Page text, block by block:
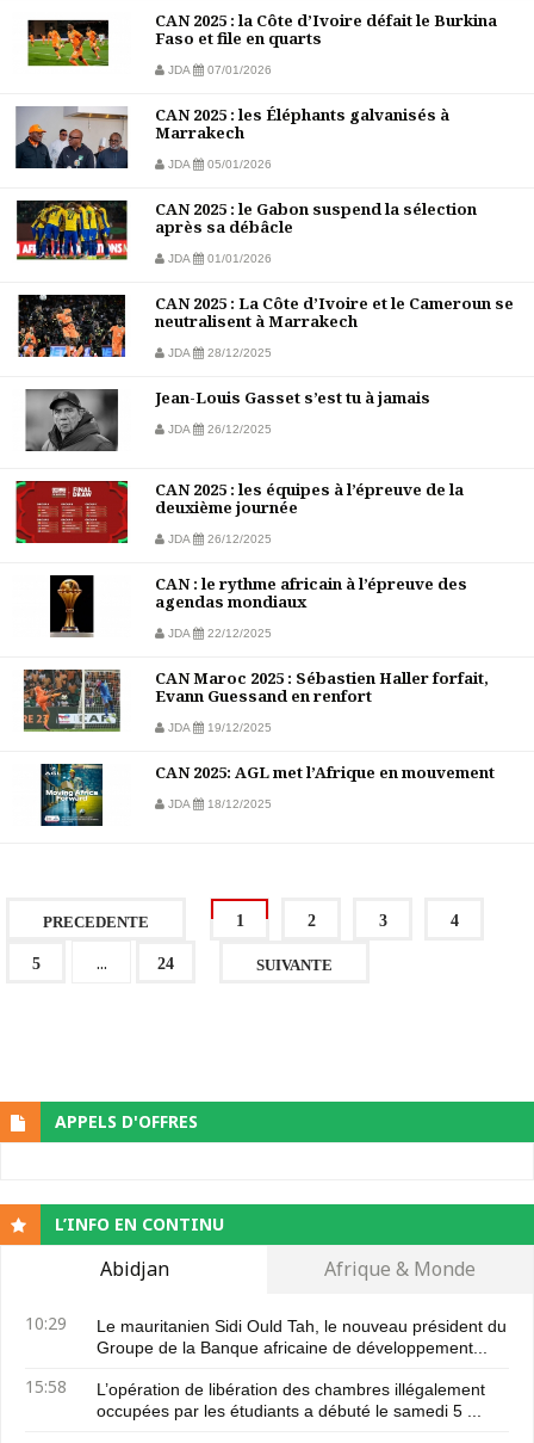
CAN 2025 : la Côte d’Ivoire défait le Burkina
Faso et file en quarts
JDA 07/01/2026
CAN 2025 : les Éléphants galvanisés à
Marrakech
JDA 05/01/2026
CAN 2025 : le Gabon suspend la sélection
après sa débâcle
JDA 01/01/2026
CAN 2025 : La Côte d’Ivoire et le Cameroun se
neutralisent à Marrakech
JDA 28/12/2025
Jean-Louis Gasset s’est tu à jamais
JDA 26/12/2025
CAN 2025 : les équipes à l’épreuve de la
deuxième journée
JDA 26/12/2025
CAN : le rythme africain à l’épreuve des
agendas mondiaux
JDA 22/12/2025
CAN Maroc 2025 : Sébastien Haller forfait,
Evann Guessand en renfort
JDA 19/12/2025
CAN 2025: AGL met l’Afrique en mouvement
JDA 18/12/2025
PRECEDENTE 1 2 3 4
5 ... 24 SUIVANTE
APPELS D'OFFRES
L’INFO EN CONTINU
Abidjan Afrique & Monde
10:29
Le mauritanien Sidi Ould Tah, le nouveau président du
Groupe de la Banque africaine de développement...
15:58
L’opération de libération des chambres illégalement
occupées par les étudiants a débuté le samedi 5 ...